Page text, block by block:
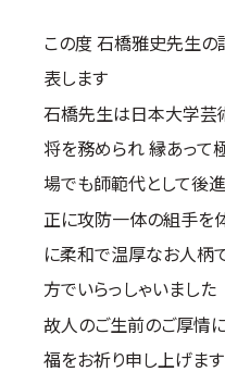
極
各
国
お
本
支
公
公
試
この度 石橋雅史先生の
表します
石橋先生は日本大学芸
将を務められ 縁あって
場でも師範代として後
正に攻防一体の組手を
に柔和で温厚なお人柄
方でいらっしゃいました
故人のご生前のご厚情
福をお祈り申し上げま